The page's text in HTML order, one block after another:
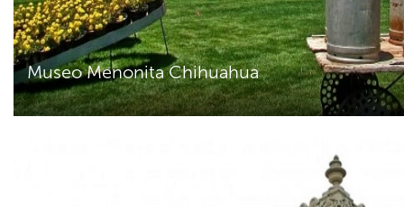
Museo Menonita Chihuahua